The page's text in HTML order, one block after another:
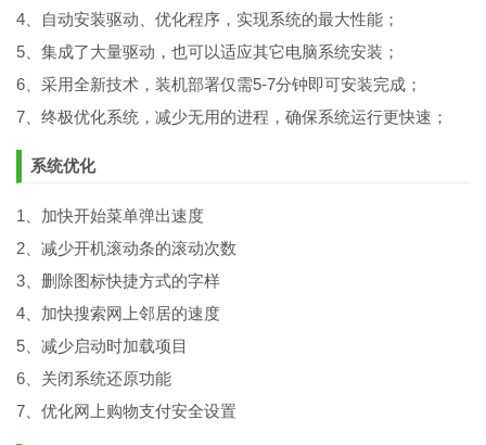
4、自动安装驱动、优化程序，实现系统的最大性能；
5、集成了大量驱动，也可以适应其它电脑系统安装；
6、采用全新技术，装机部署仅需5-7分钟即可安装完成；
7、终极优化系统，减少无用的进程，确保系统运行更快速；
系统优化
1、加快开始菜单弹出速度
2、减少开机滚动条的滚动次数
3、删除图标快捷方式的字样
4、加快搜索网上邻居的速度
5、减少启动时加载项目
6、关闭系统还原功能
7、优化网上购物支付安全设置